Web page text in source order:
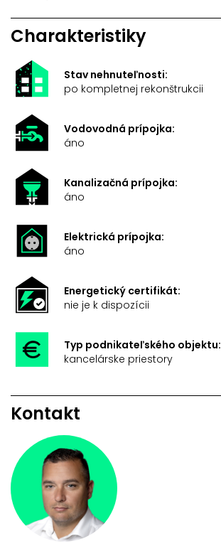
Charakteristiky
Stav nehnuteľnosti:
po kompletnej rekonštrukcii
Vodovodná prípojka:
áno
Kanalizačná prípojka:
áno
Elektrická prípojka:
áno
Energetický certifikát:
nie je k dispozícii
Typ podnikateľského objektu:
kancelárske priestory
Kontakt